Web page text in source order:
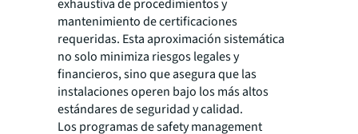
exhaustiva de procedimientos y
mantenimiento de certificaciones
requeridas. Esta aproximación sistemática
no solo minimiza riesgos legales y
financieros, sino que asegura que las
instalaciones operen bajo los más altos
estándares de seguridad y calidad.
Los programas de safety management